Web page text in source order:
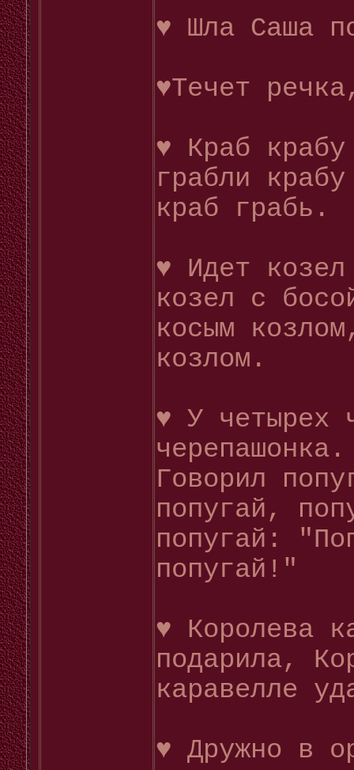
♥ Шла Саша
♥Течет
♥ Краб
грабли
краб грабь.
♥ Идет
козел с
косым
козлом.
♥ У четырех
черепашонка.
Говорил
попугай,
попугай:
попугай!"
♥ Королева
подарила,
каравелле
♥ Дружно в